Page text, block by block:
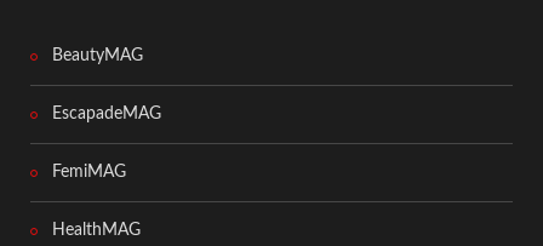
BeautyMAG
EscapadeMAG
FemiMAG
HealthMAG